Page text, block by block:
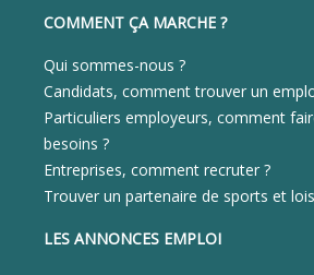
COMMENT ÇA MARCHE ?
Qui sommes-nous ?
Candidats, comment trouver un
Particuliers employeurs, comment
besoins ?
Entreprises, comment recruter ?
Trouver un partenaire de sports et
LES ANNONCES EMPLOI